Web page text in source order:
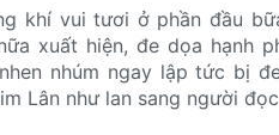
khí vui tươi ở phần đầu
xuất hiện, đe dọa hạnh
nhúm ngay lập tức bị
Lân như lan sang người